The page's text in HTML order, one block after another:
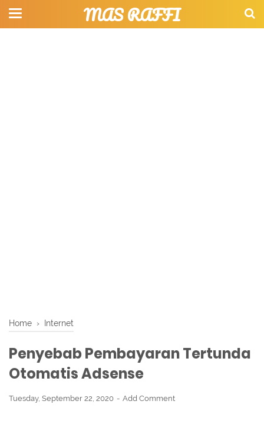
MAS RAFFI
Home › Internet
Penyebab Pembayaran Tertunda
Otomatis Adsense
Tuesday, September 22, 2020 Add Comment